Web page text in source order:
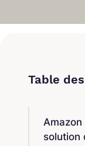
Amazon
solution